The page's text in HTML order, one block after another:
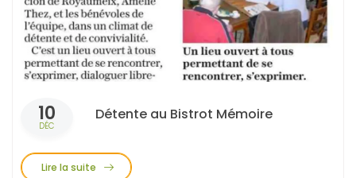
10
DÉC
Détente au Bistrot Mémoire
Lire la suite